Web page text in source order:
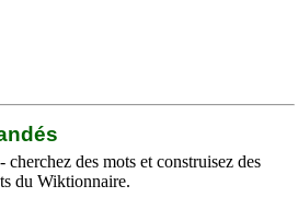
- cherchez des mots et construisez des
du Wiktionnaire.